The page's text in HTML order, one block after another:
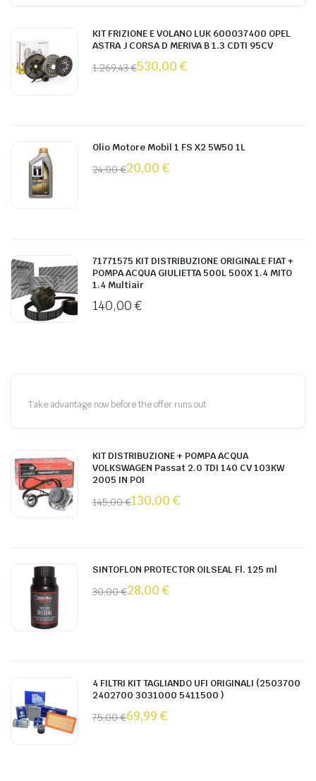
KIT FRIZIONE E VOLANO LUK 600037400 OPEL
ASTRA J CORSA D MERIVA B 1.3 CDTI 95CV
1.269,43€530,00 €
Olio Motore Mobil 1 FS X2 5W50 1L
24,00€20,00 €
71771575 KIT DISTRIBUZIONE ORIGINALE FIAT +
POMPA ACQUA GIULIETTA 500L 500X 1.4 MITO
1.4 Multiair
140,00 €
Take advantage now before the offer runs out
KIT DISTRIBUZIONE + POMPA ACQUA
VOLKSWAGEN Passat 2.0 TDI 140 CV 103KW
2005 IN POI
145,00€130,00 €
SINTOFLON PROTECTOR OILSEAL Fl. 125 ml
30,00€28,00 €
4 FILTRI KIT TAGLIANDO UFI ORIGINALI (2503700
2402700 3031000 5411500 )
75,00€69,99 €